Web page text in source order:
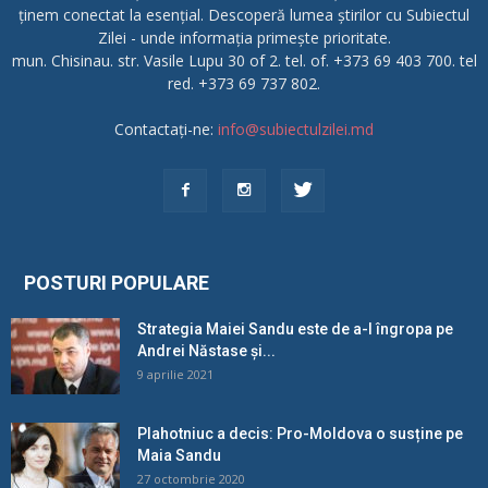
ținem conectat la esențial. Descoperă lumea știrilor cu Subiectul
Zilei - unde informația primește prioritate.
mun. Chisinau. str. Vasile Lupu 30 of 2. tel. of. +373 69 403 700. tel
red. +373 69 737 802.
Contactați-ne: info@subiectulzilei.md
POSTURI POPULARE
Strategia Maiei Sandu este de a-l îngropa pe
Andrei Năstase și...
9 aprilie 2021
Plahotniuc a decis: Pro-Moldova o susține pe
Maia Sandu
27 octombrie 2020